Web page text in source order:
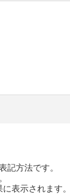
記方法です。
表示されます。